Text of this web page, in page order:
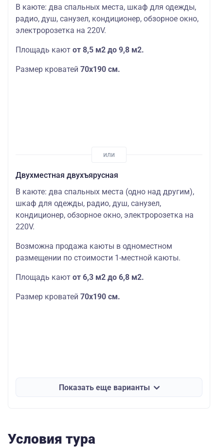
В каюте: два спальных места, шкаф для одежды,
радио, душ, санузел, кондиционер, обзорное окно,
электророзетка на 220V.
Площадь кают от 8,5 м2 до 9,8 м2.
Размер кроватей 70х190 см.
Двухместная двухъярусная
В каюте: два спальных места (одно над другим),
шкаф для одежды, радио, душ, санузел,
кондиционер, обзорное окно, электророзетка на
220V.
Возможна продажа каюты в одноместном
размещении по стоимости 1-местной каюты.
Площадь кают от 6,3 м2 до 6,8 м2.
Размер кроватей 70х190 см.
Показать еще варианты
Условия тура